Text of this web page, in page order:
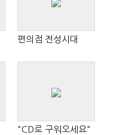
편의점 전성시대
"CD로 구워오세요"